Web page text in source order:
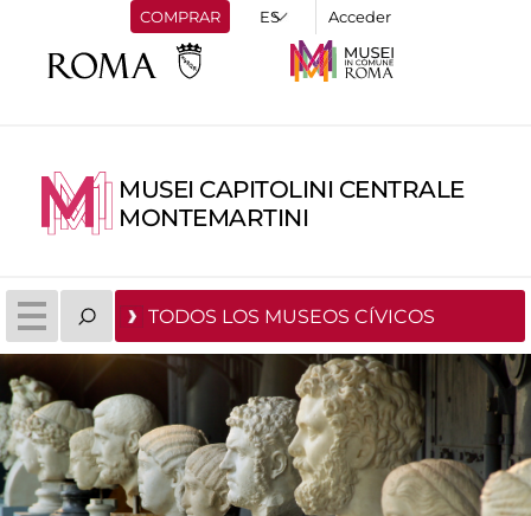
COMPRAR Acceder
MUSEI CAPITOLINI CENTRALE
MONTEMARTINI
TODOS LOS MUSEOS CÍVICOS